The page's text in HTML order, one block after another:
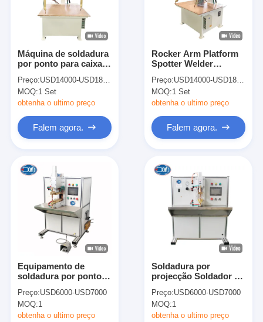
Produtos
Quem Somos
Fábrica
Fale Conosco
notícias
Máquina de soldadura
por ponto para caixa
Preço:USD14000-USD18000
MOQ:1 Set
obtenha o ultimo preço
Falem agora.
Rocker Arm Platform
Spotter Welder
de soldagem de
pontos de mesa para
metal
Preço:USD14000-USD18000
MOQ:1 Set
obtenha o ultimo preço
Falem agora.
Equipamento de
soldadura por ponto
de mesa de
soldadores para
soldadura de precisão
Preço:USD6000-USD7000
MOQ:1
obtenha o ultimo preço
Soldadura por
projecção Soldador de
Soldadores de ponto
Máquina de mesa
Preço:USD6000-USD7000
MOQ:1
obtenha o ultimo preço